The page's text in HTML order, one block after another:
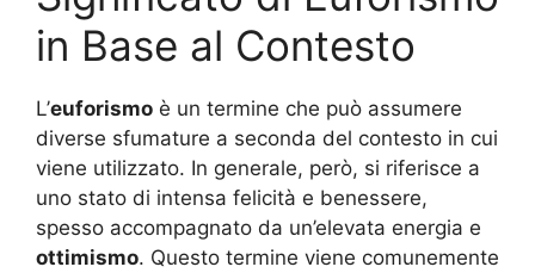
in Base al Contesto
L’euforismo è un termine che può assumere
diverse sfumature a seconda del contesto in cui
viene utilizzato. In generale, però, si riferisce a
uno stato di intensa felicità e benessere,
spesso accompagnato da un’elevata energia e
ottimismo. Questo termine viene comunemente